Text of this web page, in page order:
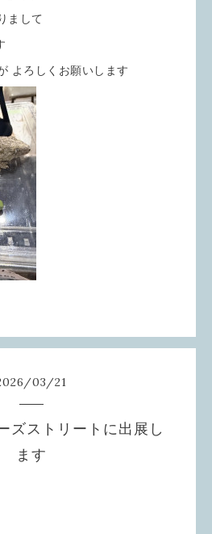
まして
よろしくお願いします
/03/21
ズストリートに出展し
ます